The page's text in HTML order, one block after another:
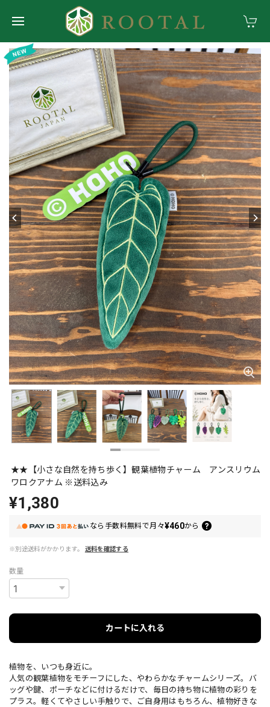
★★【小さな自然を持ち歩く】観葉植物チャーム アンスリウム
ワロクアナム ※送料込み
¥1,380
なら 手数料無料で月々¥460から
※別途送料がかかります。 送料を確認する
数量
カートに入れる
植物を、いつも身近に。
人気の観葉植物をモチーフにした、やわらかなチャームシリーズ。バ
ッグや鍵、ポーチなどに付けるだけで、毎日の持ち物に植物の彩りを
プラス。軽くてやさしい手触りで、ご自身用はもちろん、植物好きな